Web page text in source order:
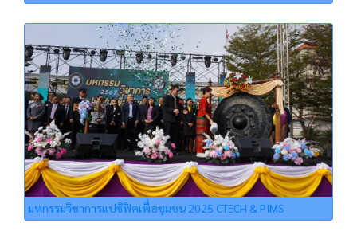
มหกรรมวิชาการแปซิฟิคเพื่อชุมชน 2025 CTECH & PIMS